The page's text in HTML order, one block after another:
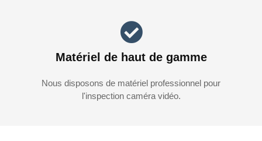
Matériel de haut de gamme
Nous disposons de matériel professionnel pour
l'inspection caméra vidéo.